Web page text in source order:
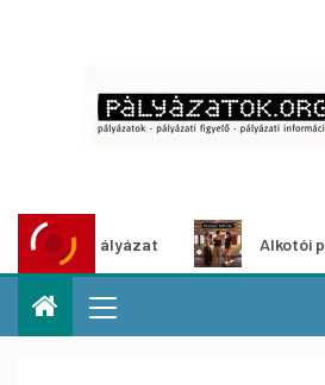
Alkotói